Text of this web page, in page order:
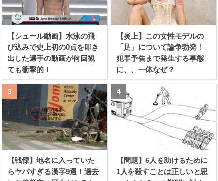
【シュール動画】水泳の飛
び込みで史上初の0点を叩き
出した選手の動画が何回観
ても衝撃的！
【炎上】この女性モデルの
「足」について論争勃発！
犯罪予告まで発生する事態
に、、一体なぜ？
【戦慄】地名に入っていた
らヤバすぎる漢字9選！過去
【問題】5人を助けるために
1人を殺すことは正しいと思